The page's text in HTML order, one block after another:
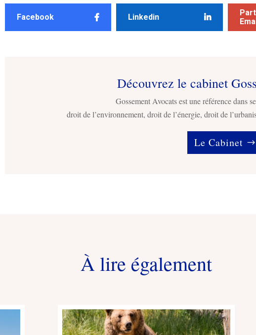
Facebook Linkedin
Découvrez le cabinet
Gossement Avocats est une référence dans
droit de l’environnement, droit de l’énergie, droit de
Le Cabinet
À lire également